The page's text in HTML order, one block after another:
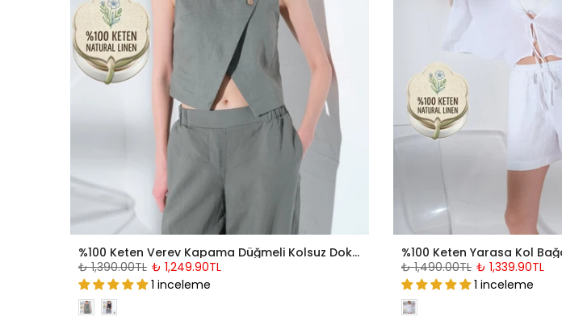
%100 Keten Verev Kapama Düğmeli Kolsuz Dokuma Kadın Yelek Bluz @Varona
₺ 1,390.00TL ₺ 1,249.90TL
1 inceleme
₺ 1,490.00TL ₺ 1,339.90TL
1 inceleme